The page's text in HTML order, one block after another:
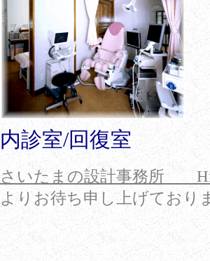
内診室/回復室
さいたまの設計事務所
よりお待ち申し上げており